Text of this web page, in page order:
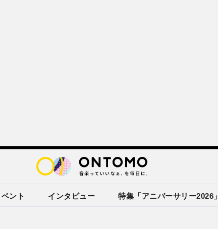
ント インタビュー 特集「アニバーサリー2026」